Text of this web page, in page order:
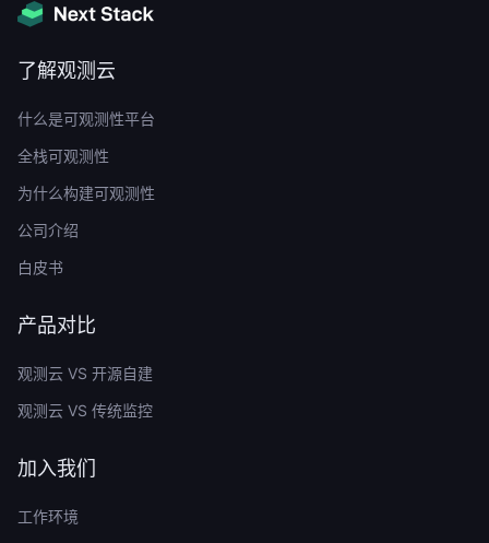
了解观测云
什么是可观测性平台
全栈可观测性
为什么构建可观测性
公司介绍
白皮书
产品对比
观测云 VS 开源自建
观测云 VS 传统监控
加入我们
工作环境